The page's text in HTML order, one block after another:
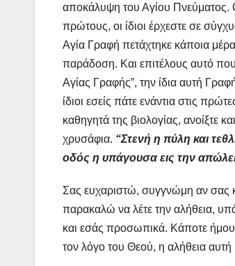
αποκάλυψη του Αγίου Πνεύματος.
πρώτους, οι ίδιοι έρχεστε σε
Αγία Γραφή πετάχτηκε κάποια
παράδοση. Και επιτέλους αυτό που
Αγίας Γραφής”, την ίδια αυτή
ίδιοι εσείς πάτε ενάντια στις
καθηγητά της βιολογίας, ανοίξτε
χρυσάφια. “Στενή η πύλη και
οδός η υπάγουσα εις την
Σας ευχαριστώ, συγγνώμη αν σας
παρακαλώ να λέτε την αλήθεια,
και εσάς προσωπικά. Κάποτε
τον λόγο του Θεού, η αλήθεια